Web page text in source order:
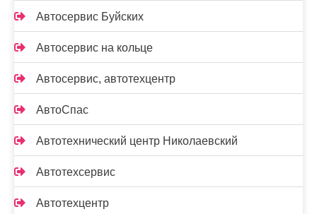
Автосервис Буйских
Автосервис на кольце
Автосервис, автотехцентр
АвтоСпас
Автотехнический центр Николаевский
Автотехсервис
Автотехцентр